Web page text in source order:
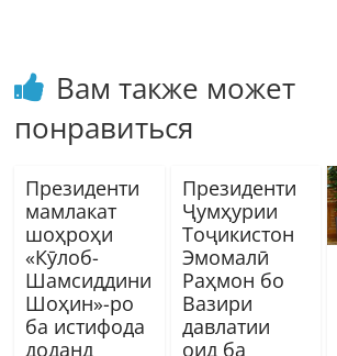
Вам также может
понравиться
Президенти
мамлакат
шоҳроҳи
«Кӯлоб-
Шамсиддини
Шоҳин»-ро
ба истифода
доданд
Президенти
Ҷумҳурии
Тоҷикистон
Эмомалӣ
Раҳмон бо
Вазири
давлатии
оид ба